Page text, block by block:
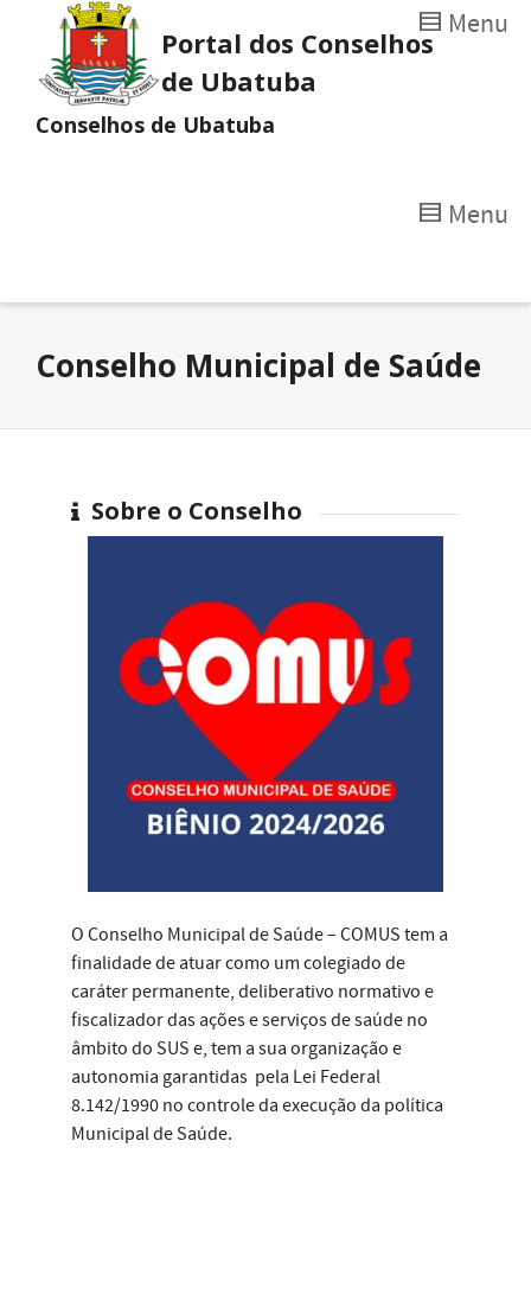
Menu
Portal dos Conselhos
de Ubatuba
Conselhos de Ubatuba
Menu
Conselho Municipal de Saúde
Sobre o Conselho
O Conselho Municipal de Saúde – COMUS tem a
finalidade de atuar como um colegiado de
caráter permanente, deliberativo normativo e
fiscalizador das ações e serviços de saúde no
âmbito do SUS e, tem a sua organização e
autonomia garantidas pela Lei Federal
8.142/1990 no controle da execução da política
Municipal de Saúde.